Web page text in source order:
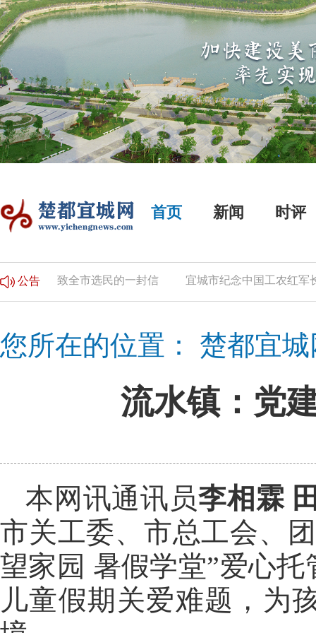
首页 新闻 时评
公告致全市选民的一封信 宜城市纪念中国工农红军长
您所在的位置： 楚都宜城
流水镇：党
本网讯通讯员李相霖
市关工委、市总工会、
望家园 暑假学堂”爱心
儿童假期关爱难题，为